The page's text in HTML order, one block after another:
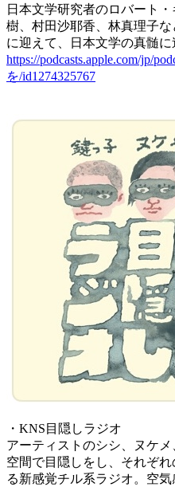
日本文学研究者のロバート
樹、村田沙耶香、林真理子
に迎えて、日本文学の真髄に
https://podcasts.apple.com/jp/
を/id1274325767
・KNS目隠しラジオ
アーティストのシシ、ヌケ
空間で目隠しをし、それぞ
る新感覚チル系ラジオ。空気